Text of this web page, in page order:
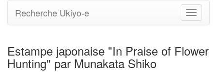
Basculer
la
Recherche Ukiyo-e
Estampe japonaise "In Praise of Flower
Hunting" par Munakata Shiko